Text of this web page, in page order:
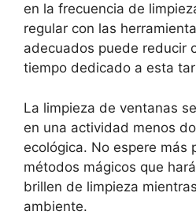
en la frecuencia de
regular con las
adecuados puede reducir
tiempo dedicado a esta
La limpieza de ventanas
en una actividad menos
ecológica. No espere más
métodos mágicos que
brillen de limpieza
ambiente.